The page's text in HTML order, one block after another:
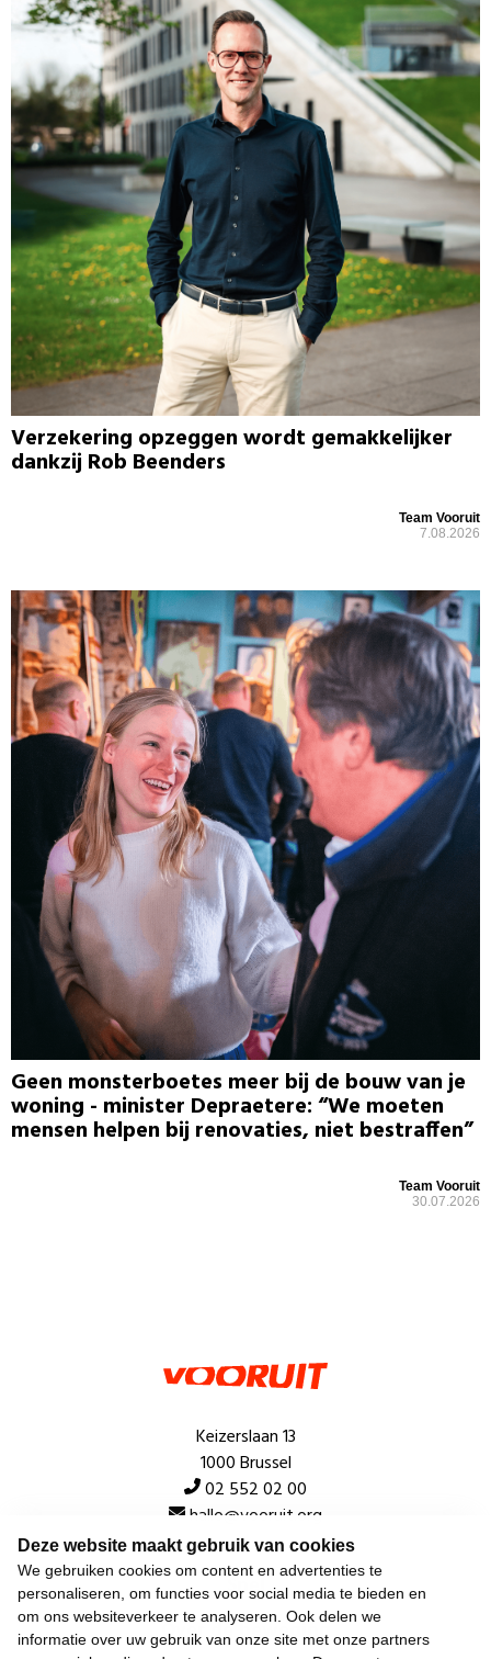
Deze website maakt gebruik van cookies
We gebruiken cookies om content en advertenties te
personaliseren, om functies voor social media te bieden en
om ons websiteverkeer te analyseren. Ook delen we
informatie over uw gebruik van onze site met onze partners
Verzekering opzeggen wordt gemakkelijker
dankzij Rob Beenders
Team Vooruit
7.08.2026
Geen monsterboetes meer bij de bouw van je
woning - minister Depraetere: “We moeten
mensen helpen bij renovaties, niet bestraffen”
Team Vooruit
30.07.2026
Keizerslaan 13
1000 Brussel
02 552 02 00
hallo@vooruit.org
Snel
Over de beweging